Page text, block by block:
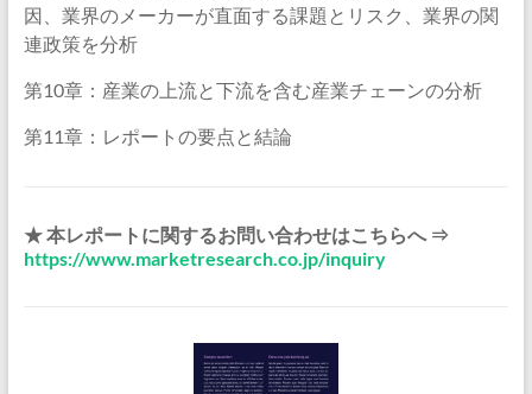
因、業界のメーカーが直面する課題とリスク、業界の関
連政策を分析
第10章：産業の上流と下流を含む産業チェーンの分析
第11章：レポートの要点と結論
★ 本レポートに関するお問い合わせはこちらへ ⇒
https://www.marketresearch.co.jp/inquiry